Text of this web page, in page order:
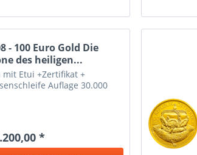
- 100 Euro Gold Die
des heiligen...
mit Etui +Zertifikat +
Auflage 30.000
*